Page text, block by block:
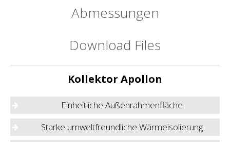
Abmessungen
Download Files
Kollektor Apollon
Einheitliche Außenrahmenfläche
Starke umweltfreundliche Wärmeisolierung